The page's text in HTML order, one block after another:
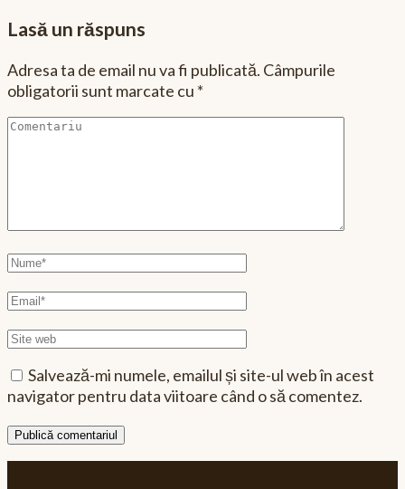
Lasă un răspuns
Adresa ta de email nu va fi publicată. Câmpurile
obligatorii sunt marcate cu *
Comentariu
Nume
Email
Site
Salvează-mi numele, emailul și site-ul web în acest
navigator pentru data viitoare când o să comentez.